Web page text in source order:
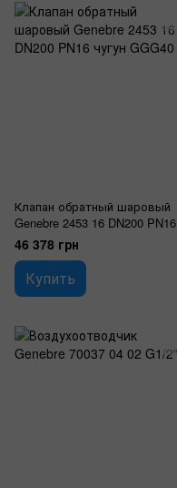
Клапан обратный шаровый
Genebre 2453 16 DN200 PN16
чугун GGG40
46 378 грн
Купить